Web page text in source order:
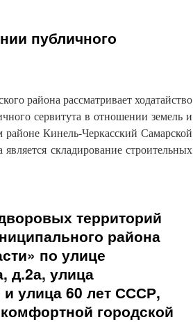
публичного
района рассматривает ходатайство
сервитута в отношении земель и
Кинель-Черкасский Самарской
складирование строительных
территорий
района
по улице
д.2а, улица
улица 60 лет СССР,
городской